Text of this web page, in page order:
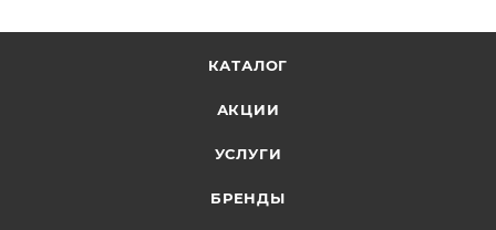
КАТАЛОГ
АКЦИИ
УСЛУГИ
БРЕНДЫ